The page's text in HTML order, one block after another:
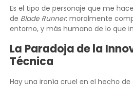
Es el tipo de personaje que me
de Blade Runner: moralmente
entorno, y más humano de lo que
La Paradoja de la
Técnica
Hay una ironía cruel en el hecho